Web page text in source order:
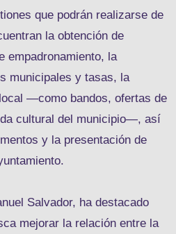
que podrán realizarse de
la obtención de
empadronamiento, la
municipales y tasas, la
—como bandos, ofertas de
cultural del municipio—, así
y la presentación de
Salvador, ha destacado
mejorar la relación entre la